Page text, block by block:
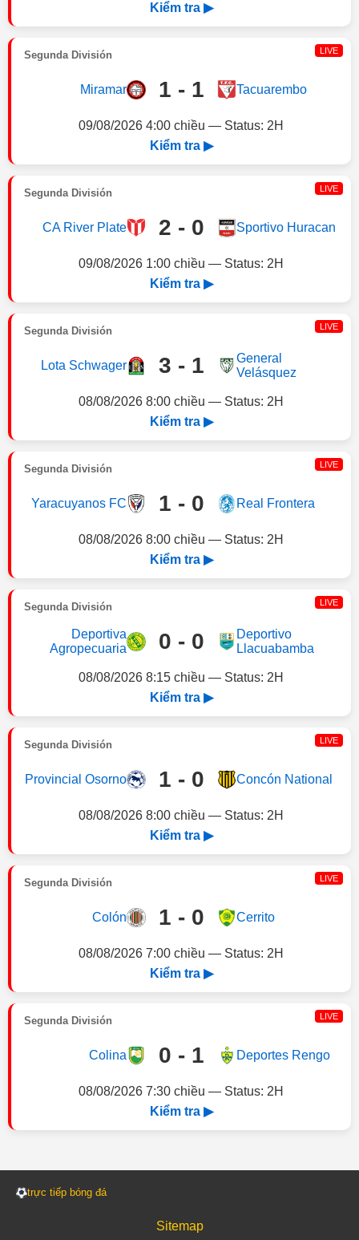
Kiểm tra ▶
Segunda División LIVE
Miramar 1 - 1 Tacuarembo
09/08/2026 4:00 chiều — Status: 2H
Kiểm tra ▶
Segunda División LIVE
CA River Plate 2 - 0 Sportivo Huracan
09/08/2026 1:00 chiều — Status: 2H
Kiểm tra ▶
Segunda División LIVE
Lota Schwager 3 - 1
General
Velásquez
08/08/2026 8:00 chiều — Status: 2H
Kiểm tra ▶
Segunda División LIVE
Yaracuyanos FC 1 - 0 Real Frontera
08/08/2026 8:00 chiều — Status: 2H
Kiểm tra ▶
Segunda División LIVE
Deportiva
Agropecuaria
0 - 0
Deportivo
Llacuabamba
08/08/2026 8:15 chiều — Status: 2H
Kiểm tra ▶
Segunda División LIVE
Provincial Osorno 1 - 0 Concón National
08/08/2026 8:00 chiều — Status: 2H
Kiểm tra ▶
Segunda División LIVE
Colón 1 - 0 Cerrito
08/08/2026 7:00 chiều — Status: 2H
Kiểm tra ▶
Segunda División LIVE
Colina 0 - 1 Deportes Rengo
08/08/2026 7:30 chiều — Status: 2H
Kiểm tra ▶
trực tiếp bóng đá
Sitemap